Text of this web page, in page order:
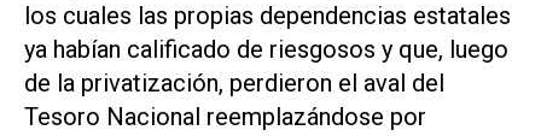
los cuales las propias dependencias estatales
ya habían calificado de riesgosos y que, luego
de la privatización, perdieron el aval del
Tesoro Nacional reemplazándose por